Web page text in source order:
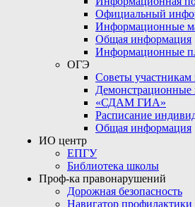
Официальный
Информационные
Общая информация
Информационные
ОГЭ
Советы участникам
Демонстрационные
«СДАМ ГИА»
Расписание
Общая информация
ИО центр
ЕПГУ
Библиотека школы
Проф-ка правонарушений
Дорожная безопасность
Навигатор профилактики